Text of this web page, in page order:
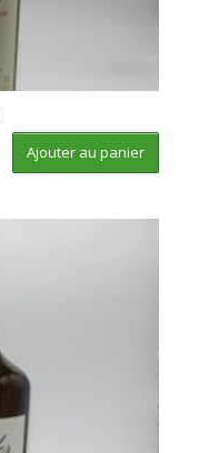
Ajouter au panier